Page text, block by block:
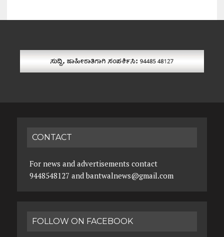
CONTACT
For news and advertisements contact
9448548127 and bantwalnews@gmail.com
FOLLOW ON FACEBOOK